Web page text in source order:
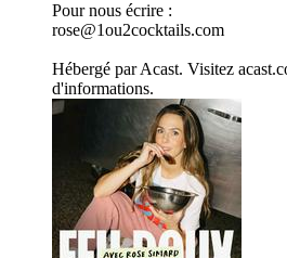
Pour nous écrire :
rose@1ou2cocktails.com
Hébergé par Acast. Visitez
d'informations.